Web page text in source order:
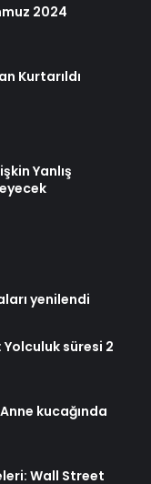
2024
Kurtarıldı
Yanlış
yenilendi
Yolculuk süresi 2
kucağında
Wall Street